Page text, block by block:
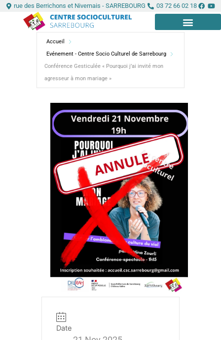
Aller rue des Berrichons et Nivernais - SARREBOURG 03 72 66 02 18
Accueil
Evénement - Centre Socio Culturel de Sarrebourg
Conférence Gesticulée « Pourquoi j’ai invité mon
agresseur à mon mariage »
Date
Panneau de gestion des cookies